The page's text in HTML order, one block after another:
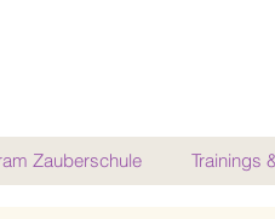
Zauberschule Trainings